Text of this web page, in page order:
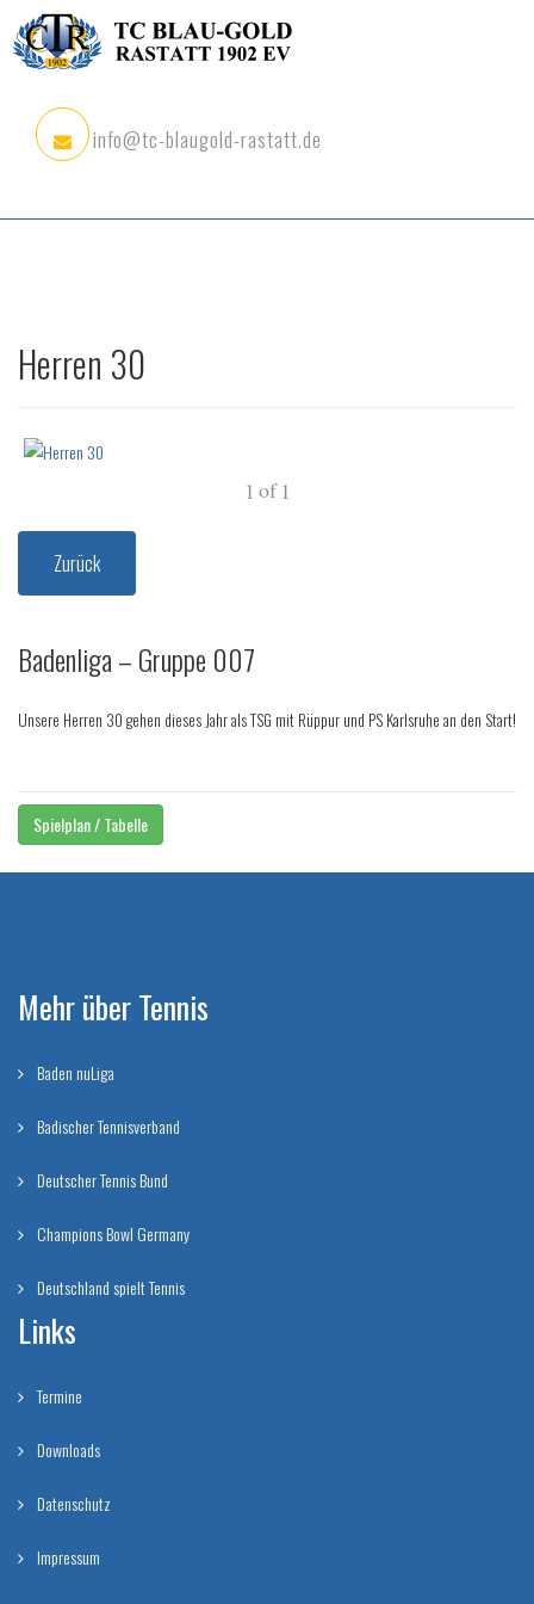
info@tc-blaugold-rastatt.de
Herren 30
1 of 1
Zurück
Badenliga – Gruppe 007
Unsere Herren 30 gehen dieses Jahr als TSG mit Rüppur und PS Karlsruhe an den Start!
Spielplan / Tabelle
Mehr über Tennis
Baden nuLiga
Badischer Tennisverband
Deutscher Tennis Bund
Champions Bowl Germany
Deutschland spielt Tennis
Links
Termine
Downloads
Datenschutz
Impressum